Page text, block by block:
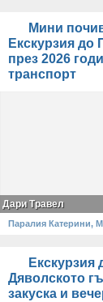
Мини
Екскурзия до
през 2026
транспорт
Дари Травел
Паралия Катерини,
Екскурзия
Дяволското
закуска и